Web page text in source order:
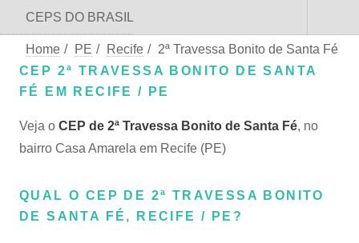
CEPS DO BRASIL
Home / PE / Recife / 2ª Travessa Bonito de Santa Fé
CEP 2ª TRAVESSA BONITO DE SANTA
FÉ EM RECIFE / PE
Veja o CEP de 2ª Travessa Bonito de Santa Fé, no
bairro Casa Amarela em Recife (PE)
QUAL O CEP DE 2ª TRAVESSA BONITO
DE SANTA FÉ, RECIFE / PE?